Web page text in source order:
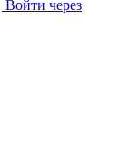
Войти через